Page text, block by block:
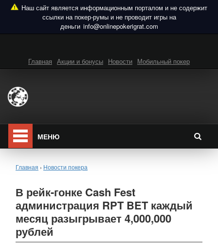
info@onlinepokerigrat.com
Главная Акции и бонусы Новости Мобильный покер
МЕНЮ
Главная › Новости покера
В рейк-гонке Cash Fest
администрация RPT BET каждый
месяц разыгрывает 4,000,000
рублей